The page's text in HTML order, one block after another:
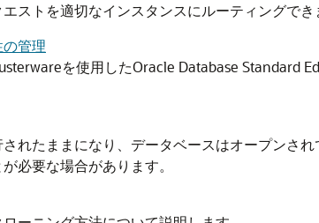
ストを適切なインスタンスにルーティングでき
管理
を使用したOracle Database Standard
れたままになり、データベースはオープンさ
必要な場合があります。